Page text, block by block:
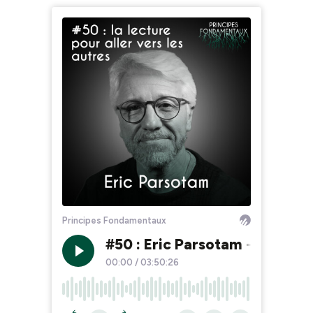
Principes Fondamentaux
#50 : Eric Parsotam - la
00:00 / 03:50:26